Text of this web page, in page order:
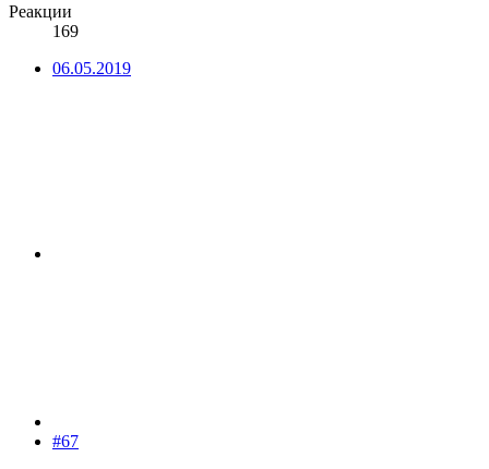
Реакции
169
06.05.2019
#67